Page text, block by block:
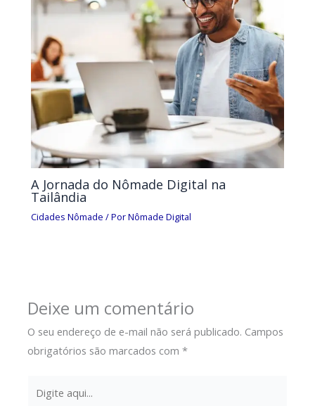
A Jornada do Nômade Digital na
Tailândia
Cidades Nômade / PorNômade Digital
Deixe um comentário
O seu endereço de e-mail não será publicado. Campos
obrigatórios são marcados com*
aqui...